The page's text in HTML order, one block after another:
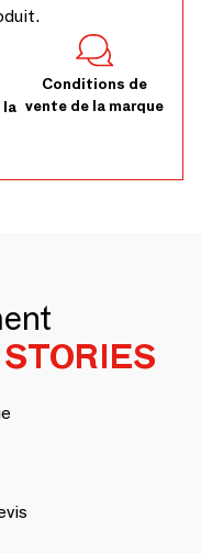
la
Conditions de
vente de la marque